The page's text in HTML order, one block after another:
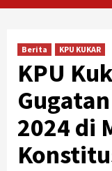
Berita KPU KUKAR
KPU
2024 di